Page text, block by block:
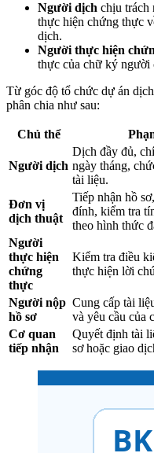
Người dịch chịu trách
thực hiện chứng thực
dịch.
Người thực hiện
thực của chữ ký người
Từ góc độ tổ chức dự án
phân chia như sau:
Chủ thể
Người dịch
Dịch đầy đủ,
ngày tháng,
tài liệu.
Đơn vị
dịch thuật
Tiếp nhận hồ
đính, kiểm tra
theo hình thức
Người
thực hiện
chứng
thực
Kiểm tra điều
thực hiện lời
Người nộp
hồ sơ
Cung cấp tài
và yêu cầu của
Cơ quan
tiếp nhận
Quyết định tài
sơ hoặc giao